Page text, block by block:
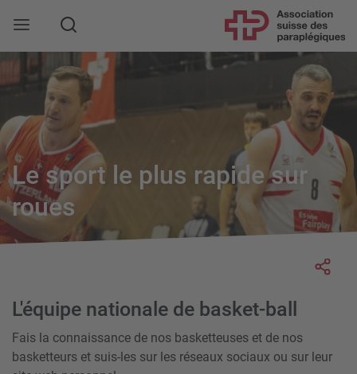
Rechercher
Le sport le plus rapide sur
roues
L'équipe nationale de basket-ball
Fais la connaissance de nos basketteuses et de nos
basketteurs et suis-les sur les réseaux sociaux ou sur leur